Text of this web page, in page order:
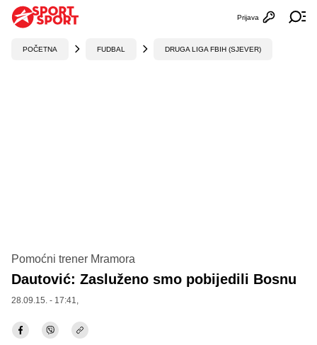
Otvori
Prijava
POČETNA FUDBAL DRUGA LIGA FBIH (SJEVER)
Pomoćni trener Mramora
Dautović: Zasluženo smo pobijedili Bosnu
28.09.15. - 17:41,